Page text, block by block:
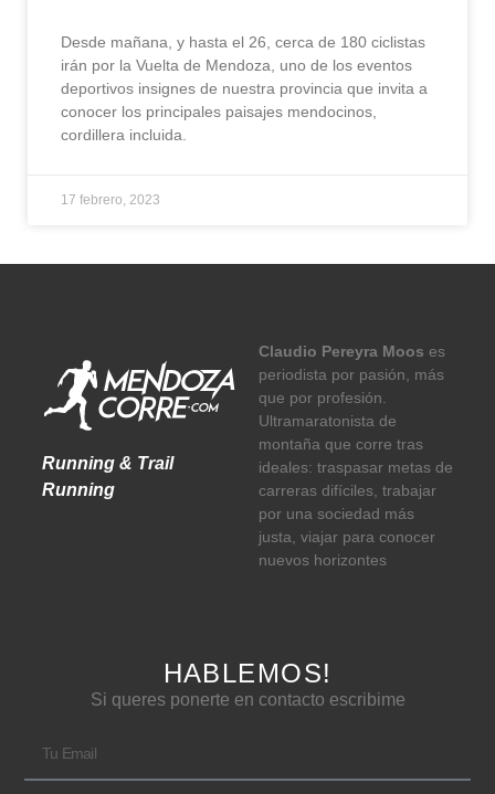
Desde mañana, y hasta el 26, cerca de 180 ciclistas
irán por la Vuelta de Mendoza, uno de los eventos
deportivos insignes de nuestra provincia que invita a
conocer los principales paisajes mendocinos,
cordillera incluida.
17 febrero, 2023
Running & Trail
Running
Claudio Pereyra Moos es
periodista por pasión, más
que por profesión.
Ultramaratonista de
montaña que corre tras
ideales: traspasar metas de
carreras difíciles, trabajar
por una sociedad más
justa, viajar para conocer
nuevos horizontes
HABLEMOS!
Si queres ponerte en contacto escribime